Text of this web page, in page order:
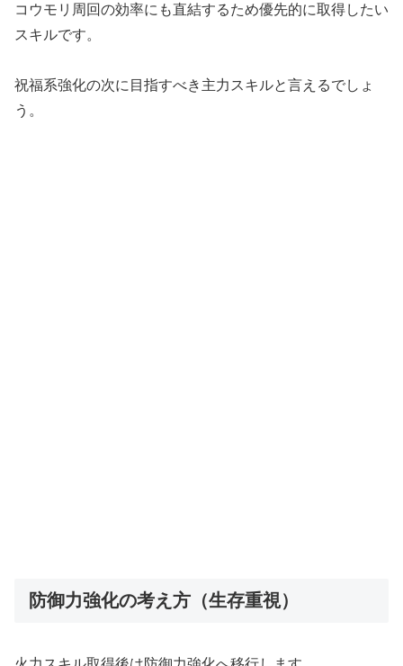
コウモリ周回の効率にも直結するため優先的に取得したい
スキルです。
祝福系強化の次に目指すべき主力スキルと言えるでしょ
う。
防御力強化の考え方（生存重視）